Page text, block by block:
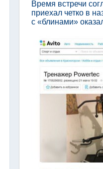
Время встречи
приехал четко в
с «блинами»